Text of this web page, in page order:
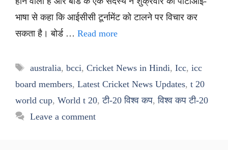
भाषा से कहा कि आईसीसी टूर्नामेंट को टालने पर विचार कर
सकता है। बोर्ड … Read more
Tags
australia, bcci, Cricket News in Hindi, Icc, icc
board members, Latest Cricket News Updates, t 20
world cup, World t 20,टी-20 विश्व कप,विश्व कप टी-20
Leave a comment